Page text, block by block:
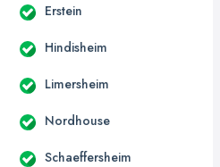
Erstein
Hindisheim
Limersheim
Nordhouse
Schaeffersheim